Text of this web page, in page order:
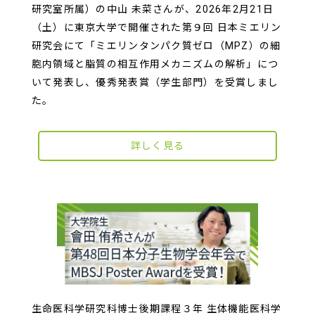
研究室所属）の中山 未菜さんが、2026年2月21日
（土）に東京大学で開催された第９回 日本ミエリン
研究会にて「ミエリンタンパク質ゼロ（MPZ）の細
胞内領域と脂質の相互作用メカニズムの解析」につ
いて発表し、優秀発表賞（学生部門）を受賞しまし
た。
詳しく見る
生命医科学研究科博士後期課程３年 生体機能医科学